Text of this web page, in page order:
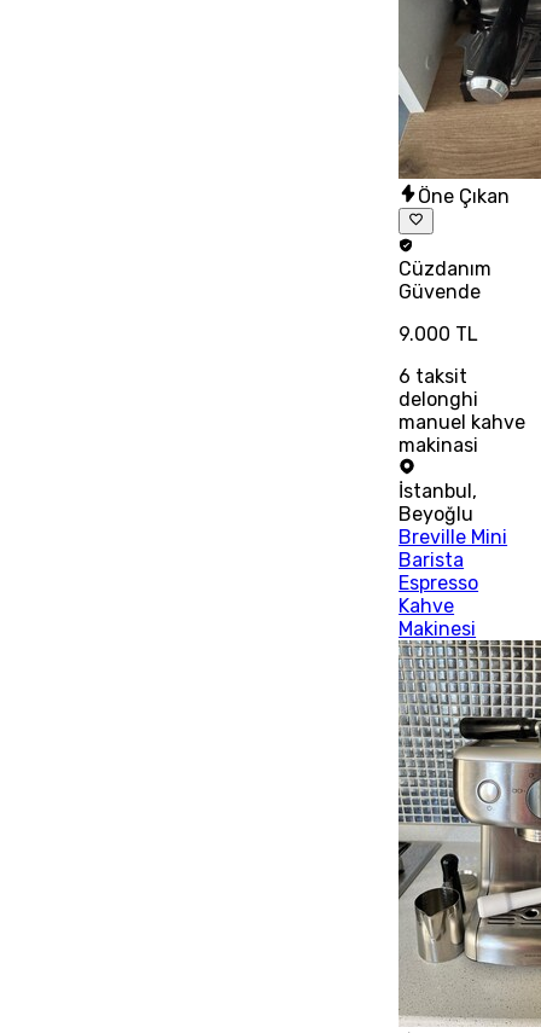
Öne Çıkan
Cüzdanım
Güvende
9.000 TL
6 taksit
delonghi
manuel kahve
makinasi
İstanbul ,
Beyoğlu
Breville Mini
Barista
Espresso
Kahve
Makinesi